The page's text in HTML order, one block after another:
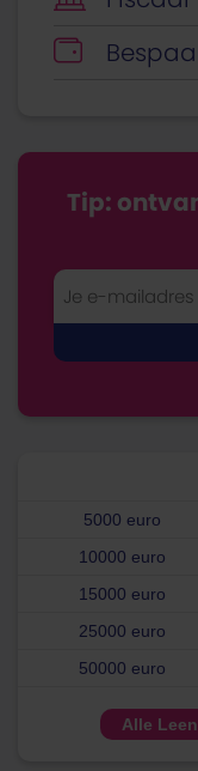
Tip:
5000 euro
10000 euro
15000 euro
25000 euro
50000 euro
Alle